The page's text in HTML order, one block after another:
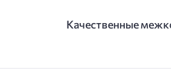
Качественные